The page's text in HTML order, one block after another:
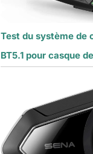
Test du système de
BT5.1 pour casque